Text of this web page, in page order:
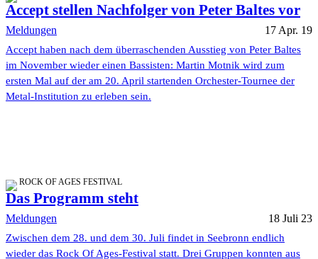
Accept stellen Nachfolger von Peter Baltes vor
Meldungen 17 Apr. 19
Accept haben nach dem überraschenden Ausstieg von Peter Baltes
im November wieder einen Bassisten: Martin Motnik wird zum
ersten Mal auf der am 20. April startenden Orchester-Tournee der
Metal-Institution zu erleben sein.
ROCK OF AGES FESTIVAL
Das Programm steht
Meldungen 18 Juli 23
Zwischen dem 28. und dem 30. Juli findet in Seebronn endlich
wieder das Rock Of Ages-Festival statt. Drei Gruppen konnten aus